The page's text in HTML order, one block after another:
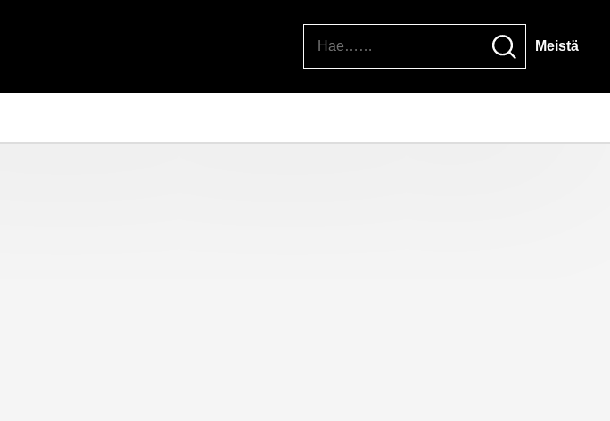
Meistä